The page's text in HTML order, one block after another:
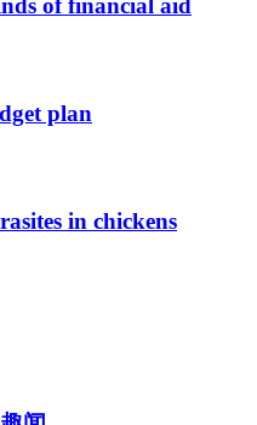
of financial aid
plan
in chickens